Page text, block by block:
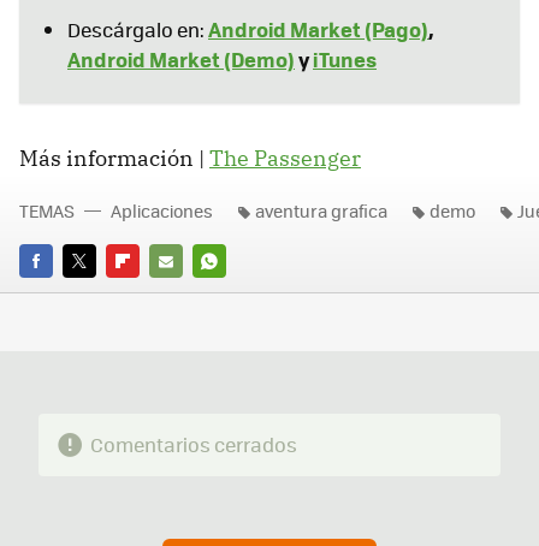
Descárgalo en:Android Market (Pago),
Android Market (Demo)yiTunes
Más información | The Passenger
FACEBOOK
TWITTERFLIPBOARD
E-
WHATSAPP
TEMAS Aplicaciones aventura grafica demo
Comentarios cerrados